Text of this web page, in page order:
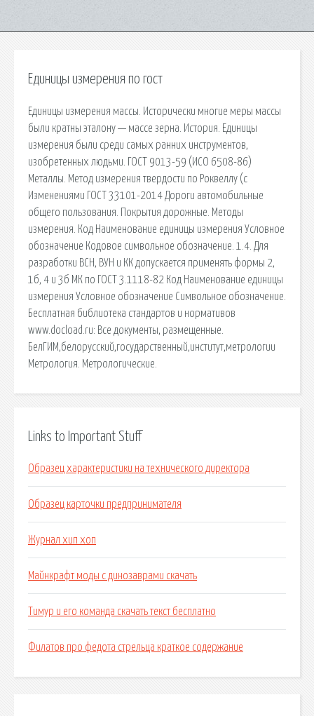
Единицы измерения по гост
Единицы измерения массы. Исторически многие меры массы
были кратны эталону — массе зерна. История. Единицы
измерения были среди самых ранних инструментов,
изобретенных людьми. ГОСТ 9013-59 (ИСО 6508-86)
Металлы. Метод измерения твердости по Роквеллу (с
Изменениями ГОСТ 33101-2014 Дороги автомобильные
общего пользования. Покрытия дорожные. Методы
измерения. Код Наименование единицы измерения Условное
обозначение Кодовое символьное обозначение. 1.4. Для
разработки ВСН, ВУН и КК допускается применять формы 2,
1б, 4 и 3б МК по ГОСТ 3.1118-82 Код Наименование единицы
измерения Условное обозначение Символьное обозначение.
Бесплатная библиотека стандартов и нормативов
www.docload.ru: Все документы, размещенные.
БелГИМ,белорусский,государственный,институт,метрологии
Метрология. Метрологические.
Links to Important Stuff
Образец характеристики на технического директора
Образец карточки предпринимателя
Журнал хип хоп
Майнкрафт моды с динозаврами скачать
Тимур и его команда скачать текст бесплатно
Филатов про федота стрельца краткое содержание